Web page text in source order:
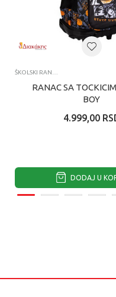
ŠKOLSKI RANČEVI
RANAC SA
BOY
4.999,00
DODAJ U